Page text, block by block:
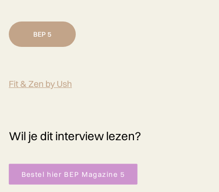
BEP 5
Fit & Zen by Ush
Wil je dit interview lezen?
Bestel hier BEP Magazine 5